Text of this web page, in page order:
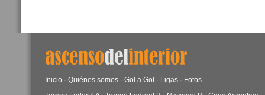
Inicio · Quiénes somos · Gol a Gol · Ligas · Fotos